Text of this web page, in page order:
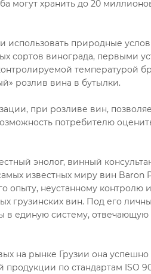
могут хранить до 20
природные
сортов винограда, первыми
температурой
розлив вина в бутылки.
при розливе вин,
потребителю
энолог, винный
известных миру вин Baron
опыту, неустанному контролю
грузинских вин. Под его
в единую систему,
на рынке Грузии она
по стандартам ISO